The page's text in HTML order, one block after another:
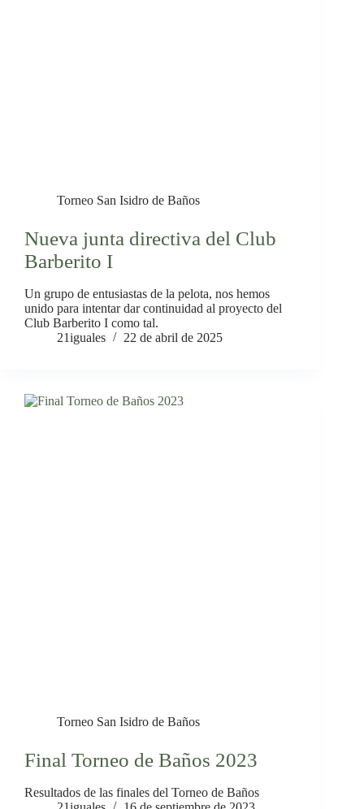
Torneo San Isidro de Baños
Nueva junta directiva del Club
Barberito I
Un grupo de entusiastas de la pelota, nos hemos
unido para intentar dar continuidad al proyecto del
Club Barberito I como tal.
21iguales
22 de abril de 2025
Torneo San Isidro de Baños
Final Torneo de Baños 2023
Resultados de las finales del Torneo de Baños